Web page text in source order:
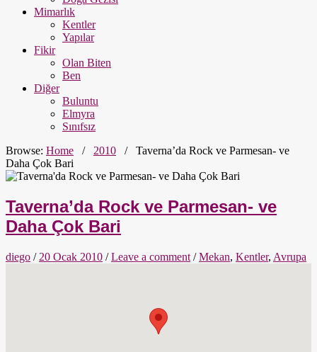
Mimarlık
Kentler
Yapılar
Fikir
Olan Biten
Ben
Diğer
Buluntu
Elmyra
Sınıfsız
Browse: Home / 2010 /
Taverna’da Rock ve Parmesan- ve
Daha Çok Bari
Taverna’da Rock ve Parmesan- ve
Daha Çok Bari
diego / 20 Ocak 2010 /Leave a comment /Mekan, Kentler, Avrupa